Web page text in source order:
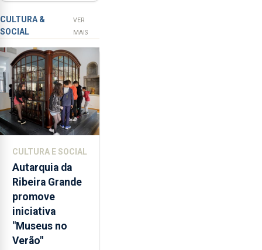
a
prevenção
primária
da
violência
doméstica,
através
da
promoção
de
emocionais
e
sociais
junto
das
crianças
com selo Marca
Açores
CULTURA &
SOCIAL
VER
MAIS
CULTURA E SOCIAL
Autarquia da
Ribeira Grande
promove
iniciativa
"Museus no
Verão"